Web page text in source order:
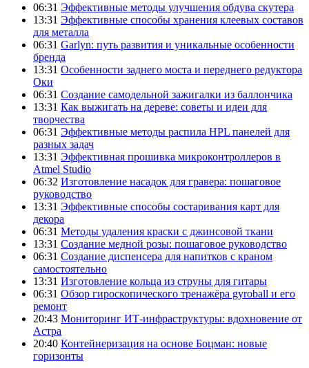
06:31 Эффективные методы улучшения обдува скутера
13:31 Эффективные способы хранения клеевых составов
для металла
06:31 Garlyn: путь развития и уникальные особенности
бренда
13:31 Особенности заднего моста и переднего редуктора
Оки
06:31 Создание самодельной зажигалки из баллончика
13:31 Как выжигать на дереве: советы и идеи для
творчества
06:31 Эффективные методы распила HPL панелей для
разных задач
13:31 Эффективная прошивка микроконтроллеров в
Atmel Studio
06:32 Изготовление насадок для гравера: пошаговое
руководство
13:31 Эффективные способы состаривания карт для
декора
06:31 Методы удаления краски с джинсовой ткани
13:31 Создание медной розы: пошаговое руководство
06:31 Создание диспенсера для напитков с краном
самостоятельно
13:31 Изготовление кольца из струны для гитары
06:31 Обзор гироскопического тренажёра gyroball и его
ремонт
20:43 Мониторинг ИТ-инфраструктуры: вдохновение от
Астра
20:40 Контейнеризация на основе Боцман: новые
горизонты